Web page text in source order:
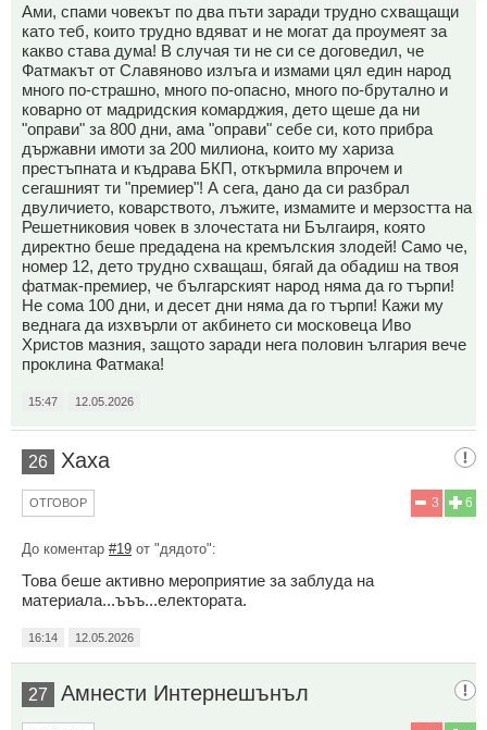
Ами, спами човекът по два пъти заради трудно схващащи
като теб, които трудно вдяват и не могат да проумеят за
какво става дума! В случая ти не си се договедил, че
Фатмакът от Славяново излъга и измами цял един народ
много по-страшно, много по-опасно, много по-брутално и
коварно от мадридския комарджия, дето щеше да ни
"оправи" за 800 дни, ама "оправи" себе си, кото прибра
държавни имоти за 200 милиона, които му хариза
престъпната и къдрава БКП, откърмила впрочем и
сегашният ти "премиер"! А сега, дано да си разбрал
двуличието, коварството, лъжите, измамите и мерзостта на
Решетниковия човек в злочестата ни Бългаиря, която
директно беше предадена на кремълския злодей! Само че,
номер 12, дето трудно схващаш, бягай да обадиш на твоя
фатмак-премиер, че българският народ няма да го търпи!
Не сома 100 дни, и десет дни няма да го търпи! Кажи му
веднага да изхвърли от акбинето си московеца Иво
Христов мазния, защото заради нега половин ългария вече
проклина Фатмака!
15:47 12.05.2026
26 Хаха
6
3
ОТГОВОР
До коментар #19 от "дядото":
Това беше активно мероприятие за заблуда на
материала...ъъъ...електората.
16:14 12.05.2026
27 Амнести Интернешънъл